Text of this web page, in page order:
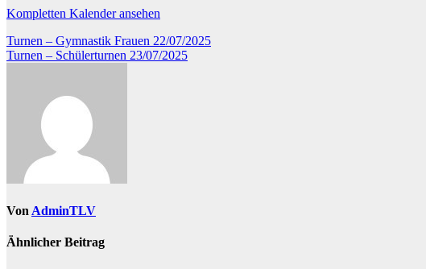
Kompletten Kalender ansehen
Beitragsnavigation
Turnen – Gymnastik Frauen 22/07/2025
Turnen – Schülerturnen 23/07/2025
Von AdminTLV
Ähnlicher Beitrag